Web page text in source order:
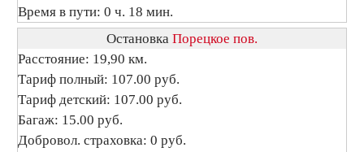
Время в пути: 0 ч. 18 мин.
Остановка Порецкое пов.
Расстояние: 19,90 км.
Тариф полный: 107.00 руб.
Тариф детский: 107.00 руб.
Багаж: 15.00 руб.
Добровол. страховка: 0 руб.